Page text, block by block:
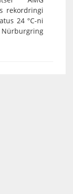
rekordringi
24 °C-ni